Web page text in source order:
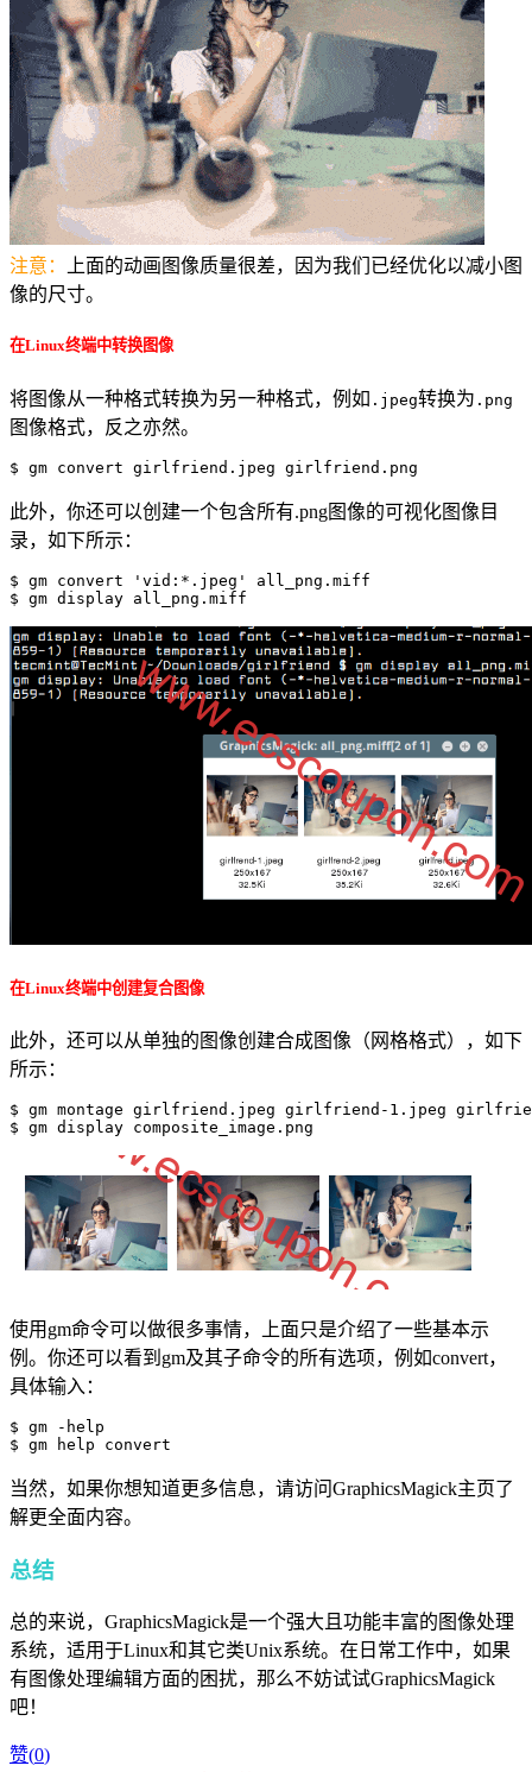
注意：
上面的动画图像质量很差，因为我们已经优化以减小图
像的尺寸。
在Linux终端中转换图像
将图像从一种格式转换为另一种格式，例如 .jpeg转换为 .png
图像格式，反之亦然。
$ gm convert girlfriend.jpeg girlfriend.png
此外，你还可以创建一个包含所有.png图像的可视化图像目
录，如下所示：
$ gm convert 'vid:*.jpeg' all_png.miff
$ gm display all_png.miff
在Linux终端中创建复合图像
此外，还可以从单独的图像创建合成图像（网格格式），如下
所示：
$ gm montage girlfriend.jpeg girlfriend-1.jpeg
$ gm display composite_image.png
使用gm命令可以做很多事情，上面只是介绍了一些基本示
例。你还可以看到gm及其子命令的所有选项，例如convert，
具体输入：
$ gm -help
$ gm help convert
当然，如果你想知道更多信息，请访问GraphicsMagick主页了
解更全面内容。
总结
总的来说，GraphicsMagick是一个强大且功能丰富的图像处理
系统，适用于Linux和其它类Unix系统。在日常工作中，如果
有图像处理编辑方面的困扰，那么不妨试试GraphicsMagick
吧！
赞(0)